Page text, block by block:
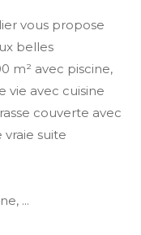
vous propose
belles
m² avec piscine,
vie avec cuisine
couverte avec
vraie suite
...